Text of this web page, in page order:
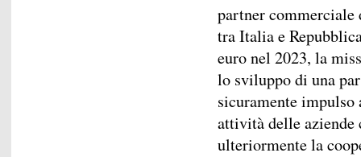
partner commerciale
tra Italia e
euro nel 2023, la
lo sviluppo di una
sicuramente
attività delle aziende
ulteriormente la